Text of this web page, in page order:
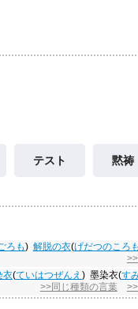
テスト 黙祷
ろも) 解脱の衣(げだつのころも
衣(ていはつぜんえ )墨染衣(す
>>同じ種類の言葉